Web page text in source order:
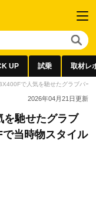
UP 試乗 取材レ
で人気を馳せたグラブバー
2026年04月21日更新
を馳せたグラブ
当時物スタイル